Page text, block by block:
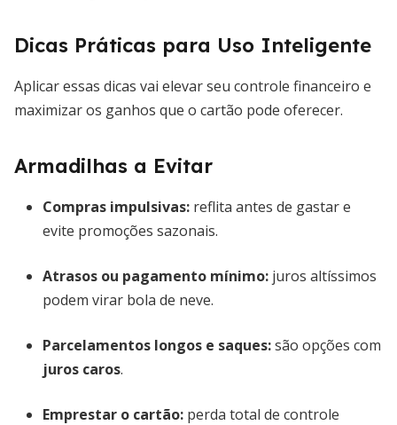
Dicas Práticas para Uso Inteligente
Aplicar essas dicas vai elevar seu controle financeiro e
maximizar os ganhos que o cartão pode oferecer.
Armadilhas a Evitar
Compras impulsivas: reflita antes de gastar e
evite promoções sazonais.
Atrasos ou pagamento mínimo: juros altíssimos
podem virar bola de neve.
Parcelamentos longos e saques:são opções com
juros caros.
Emprestar o cartão: perda total de controle